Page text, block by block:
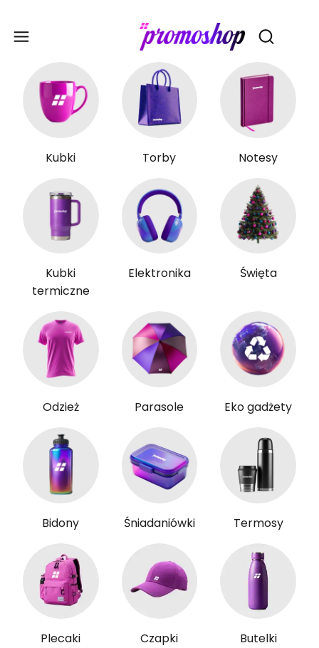
Otwórz
Kubki Torby Notesy
Kubki
termiczne
Elektronika Święta
Odzież Parasole Eko gadżety
Bidony Śniadaniówki Termosy
Plecaki Czapki Butelki